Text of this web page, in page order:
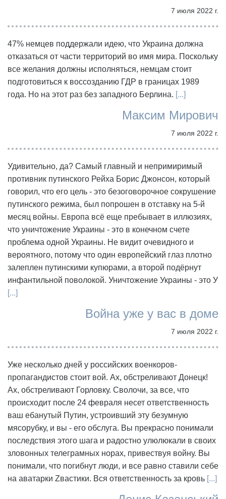
7 июля 2022 г.
47% немцев поддержали идею, что Украина должна
отказаться от части территорий во имя мира. Поскольку
все желания должны исполняться, немцам стоит
подготовиться к воссозданию ГДР в границах 1989
года. Но на этот раз без западного Берлина. [...]
Максим Мирович
7 июля 2022 г.
Удивительно, да? Самый главный и непримиримый
противник путинского Рейха Борис Джонсон, который
говорил, что его цель - это безоговорочное сокрушение
путинского режима, был попрошен в отставку на 5-й
месяц войны. Европа всё еще пребывает в иллюзиях,
что уничтожение Украины - это в конечном счете
проблема одной Украины. Не видит очевидного и
вероятного, потому что один европейский глаз плотно
залеплен путинскими купюрами, а второй подёрнут
инфантильной поволокой. Уничтожение Украины - это У
[...]
Война уже у вас в доме
7 июля 2022 г.
Уже несколько дней у российских военкоров-
пропагандистов стоит вой. Ах, обстреливают Донецк!
Ах, обстреливают Горловку. Сволочи, за все, что
происходит после 24 февраля несет ответственность
ваш ебанутый Путин, устроивший эту безумную
мясорубку, и вы - его обслуга. Вы прекрасно понимали
последствия этого шага и радостно улюлюкали в своих
зловонных телеграмных норах, привествуя войну. Вы
понимали, что погибнут люди, и все равно ставили себе
на аватарки Zвастики. Вся ответственность за кровь [...]